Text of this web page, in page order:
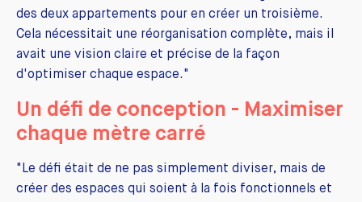
des deux appartements pour en créer un troisième.
Cela nécessitait une réorganisation complète, mais il
avait une vision claire et précise de la façon
d'optimiser chaque espace."
Un défi de conception - Maximiser
chaque mètre carré
"Le défi était de ne pas simplement diviser, mais de
créer des espaces qui soient à la fois fonctionnels et